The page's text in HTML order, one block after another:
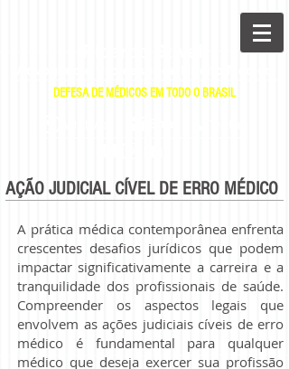
DEFESA DE MÉDICOS EM TODO O BRASIL
AÇÃO JUDICIAL CÍVEL DE ERRO MÉDICO
A prática médica contemporânea enfrenta
crescentes desafios jurídicos que podem
impactar significativamente a carreira e a
tranquilidade dos profissionais de saúde.
Compreender os aspectos legais que
envolvem as ações judiciais cíveis de erro
médico é fundamental para qualquer
médico que deseja exercer sua profissão